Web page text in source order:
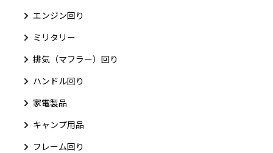
エンジン回り
ミリタリー
排気（マフラー）回り
ハンドル回り
家電製品
キャンプ用品
フレーム回り